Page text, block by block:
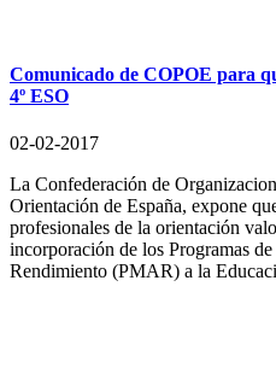
Comunicado de COPOE para
4º ESO
02-02-2017
La Confederación de
Orientación de España, expone
profesionales de la orientación
incorporación de los Programas
Rendimiento (PMAR) a la